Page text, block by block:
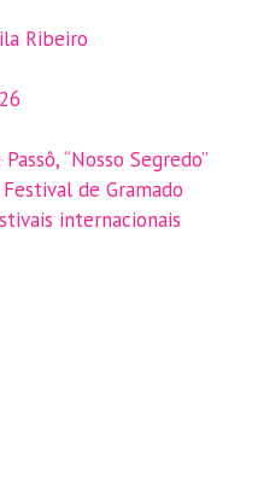
Ribeiro
“Nosso Segredo”
de Gramado
internacionais